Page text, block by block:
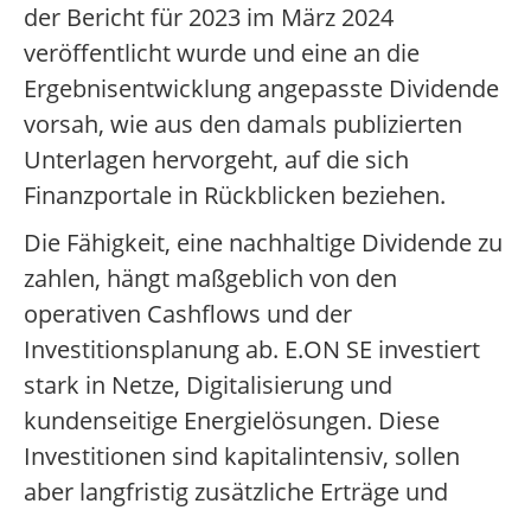
der Bericht für 2023 im März 2024
veröffentlicht wurde und eine an die
Ergebnisentwicklung angepasste Dividende
vorsah, wie aus den damals publizierten
Unterlagen hervorgeht, auf die sich
Finanzportale in Rückblicken beziehen.
Die Fähigkeit, eine nachhaltige Dividende zu
zahlen, hängt maßgeblich von den
operativen Cashflows und der
Investitionsplanung ab. E.ON SE investiert
stark in Netze, Digitalisierung und
kundenseitige Energielösungen. Diese
Investitionen sind kapitalintensiv, sollen
aber langfristig zusätzliche Erträge und